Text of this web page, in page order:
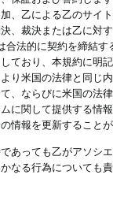
、乙による乙のサイ
、裁決または乙に対
合法的に契約を締結
ており、本規約に明
り米国の法律と同じ
、ならびに米国の法
に関して提供する情
情報を更新することが
あっても乙がアソシ
なる行為についても責